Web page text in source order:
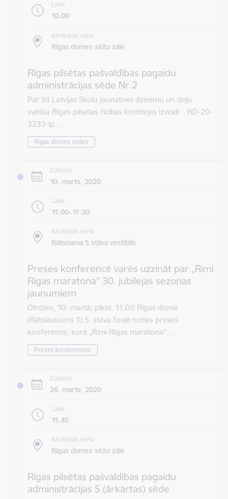
Laiks
10.00
Atrašanās vieta
Rīgas domes sēžu zāle
Rīgas pilsētas pašvaldības pagaidu
administrācijas sēde Nr.2
Par XII Latvijas Skolu jaunatnes dziesmu un deju
svētku Rīgas pilsētas rīcības komitejas izveidi RD-20-
3233-lp…
Rīgas domes sēdes
Datums
10. marts, 2020
Laiks
11.00–11.30
Atrašanās vieta
Rātsnama 5.stāva vestibils
Preses konferencē varēs uzzināt par „Rimi
Rīgas maratona” 30. jubilejas sezonas
jaunumiem
Otrdien, 10. martā, plkst. 11.00 Rīgas domē
(Rātslaukums 1) 5. stāva foajē notiks preses
konference, kurā „Rimi Rīgas maratona”…
Preses konferences
Datums
26. marts, 2020
Laiks
11.45
Atrašanās vieta
Rīgas domes sēžu zāle
Rīgas pilsētas pašvaldības pagaidu
administrācijas 5.(ārkārtas) sēde